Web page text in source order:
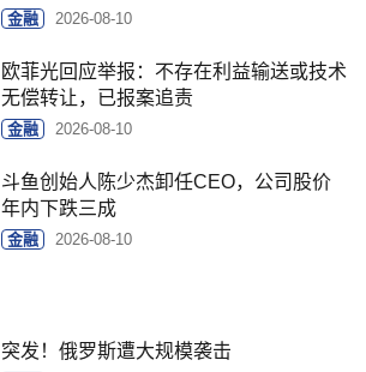
金融 2026-08-10
欧菲光回应举报：不存在利益输送或技术
无偿转让，已报案追责
金融 2026-08-10
斗鱼创始人陈少杰卸任CEO，公司股价
年内下跌三成
金融 2026-08-10
突发！俄罗斯遭大规模袭击